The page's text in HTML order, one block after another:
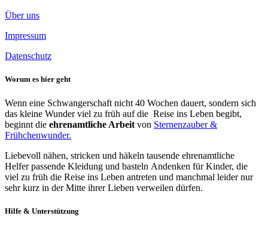
Über uns
Impressum
Datenschutz
Worum es hier geht
Wenn eine Schwangerschaft nicht 40 Wochen dauert, sondern sich
das kleine Wunder viel zu früh auf die Reise ins Leben begibt,
beginnt die ehrenamtliche Arbeit von Sternenzauber &
Frühchenwunder.
Liebevoll nähen, stricken und häkeln tausende ehrenamtliche
Helfer passende Kleidung und basteln Andenken für Kinder, die
viel zu früh die Reise ins Leben antreten und manchmal leider nur
sehr kurz in der Mitte ihrer Lieben verweilen dürfen.
Hilfe & Unterstützung